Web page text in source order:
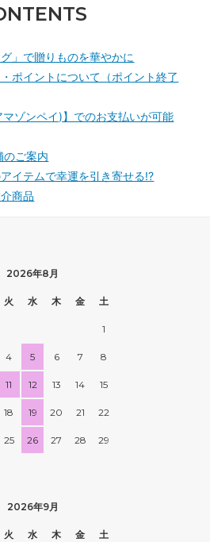
」で贈りものを華やかに
ポイントについて（ポイント終了
マゾンペイ)】でのお支払いが可能
ご案内
イテムで幸運を引き寄せる!?
商品
2026年8月
火 水 木 金 土
1
4 5 6 7 8
11 12 13 14 15
18 19 20 21 22
25 26 27 28 29
2026年9月
火 水 木 金 土